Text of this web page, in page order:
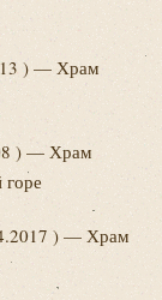
) — Храм
) — Храм
) — Храм